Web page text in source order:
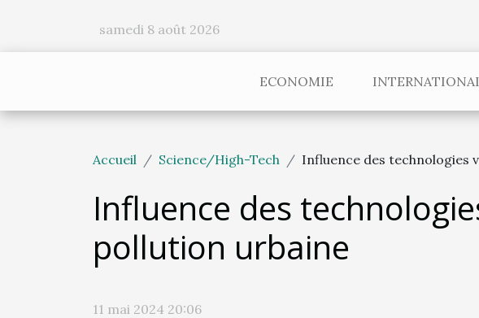
samedi 8 août 2026
ECONOMIE
Accueil Science/High-Tech Influence des technologies
Influence des
pollution urbaine
11 mai 2024 20:06